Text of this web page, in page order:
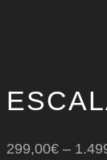
299,00€ –